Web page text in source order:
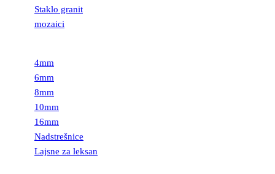
Staklo granit
mozaici
4mm
6mm
8mm
10mm
16mm
Nadstrešnice
Lajsne za leksan